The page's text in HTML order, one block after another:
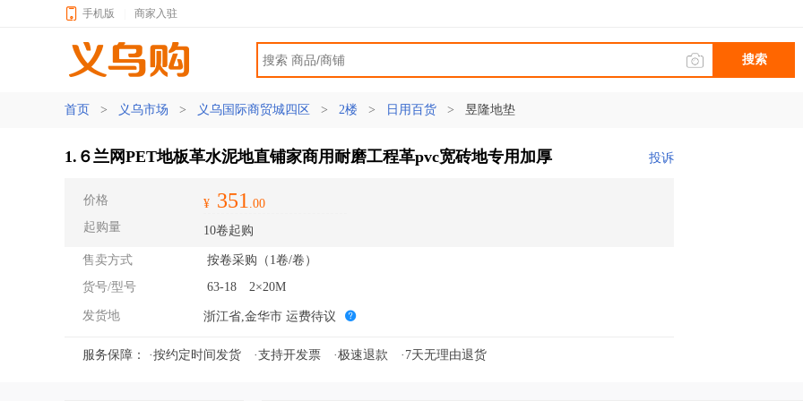
手机版 商家入驻
搜索
首页 > 义乌市场 > 义乌国际商贸城四区 > 2楼 > 日用百货 > 昱隆地垫
1.６兰网PET地板革水泥地直铺家商用耐磨工程革pvc宽砖地专用加厚 投诉
价格
起购量
¥ 351 .00
10卷起购
售卖方式
按卷采购（1卷/卷）
货号/型号
63-18 2×20M
发货地 浙江省,金华市 运费待议
服务保障： ·按约定时间发货 ·支持开发票 ·极速退款 ·7天无理由退货